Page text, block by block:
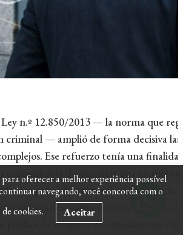
n.º 12.850/2013 — la norma que
criminal — amplió de forma decisiva
Ese refuerzo tenía una
criminal deja de describir una
en procedimientos de delincuencia
sociedades, varios directivos, flujos
pública, la etiqueta de organización
oferecer a melhor experiência possível
navegando, você concorda com o
de cookies.
Aceitar